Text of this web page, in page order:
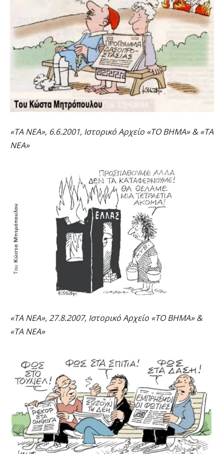
«ΤΑ ΝΕΑ», 6.6.2001, Ιστορικό Αρχείο «ΤΟ ΒΗΜΑ» & «ΤΑ
ΝΕΑ»
«ΤΑ ΝΕΑ», 27.8.2007, Ιστορικό Αρχείο «ΤΟ ΒΗΜΑ» &
«ΤΑ ΝΕΑ»